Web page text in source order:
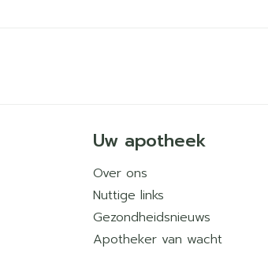
Uw apotheek
Over ons
Nuttige links
Gezondheidsnieuws
Apotheker van wacht